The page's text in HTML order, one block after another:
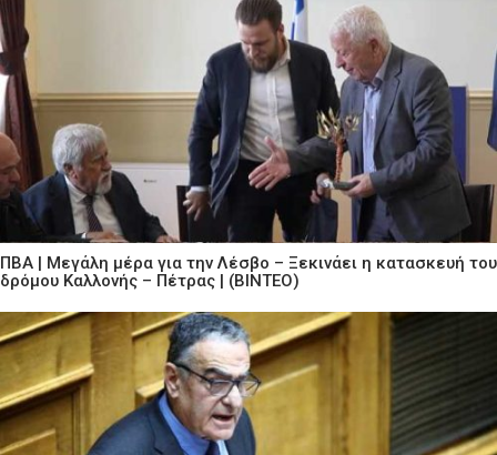
ΠΒΑ | Μεγάλη μέρα για την Λέσβο – Ξεκινάει η κατασκευή του
δρόμου Καλλονής – Πέτρας | (ΒΙΝΤΕΟ)